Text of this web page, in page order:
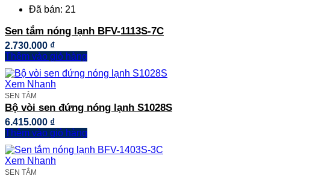
Đã bán: 21
Sen tắm nóng lạnh BFV-1113S-7C
2.730.000 ₫
Thêm vào giỏ hàng
Xem Nhanh
SEN TẮM
Bộ vòi sen đứng nóng lạnh S1028S
6.415.000 ₫
Thêm vào giỏ hàng
Xem Nhanh
SEN TẮM